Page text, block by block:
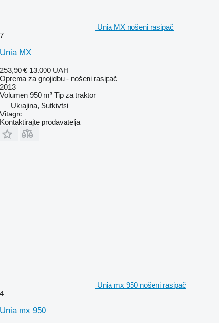
Unia MX nošeni rasipač
7
Unia MX
253,90 € 13.000 UAH
Oprema za gnojidbu - nošeni rasipač
2013
Volumen 950 m³ Tip za traktor
Ukrajina, Sutkivtsi
Vitagro
Kontaktirajte prodavatelja
Unia mx 950 nošeni rasipač
4
Unia mx 950